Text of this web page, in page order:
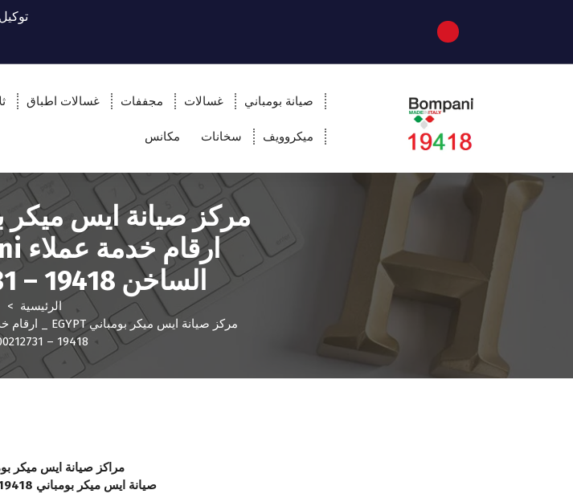
ج
صيانة بومباني غسالات مجففات غسالات اطباق
ميكروويف سخانات مكانس
الساخن 19418 – 01000212731
الرئيسية >
19418 – 01000212731
مراكز صيانة ايس ميكر
صيانة ايس ميكر بومباني 19418 – 01000630526